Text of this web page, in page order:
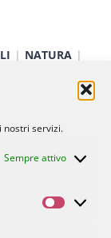
nostri servizi.
Sempre attivo
NATURA
CONTATTI